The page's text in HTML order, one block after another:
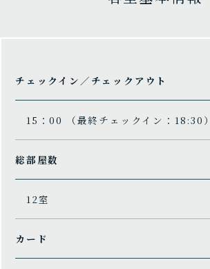
チェックイン／チェックアウト
15：00 （最終チェックイン：18:30
総部屋数
12室
カード